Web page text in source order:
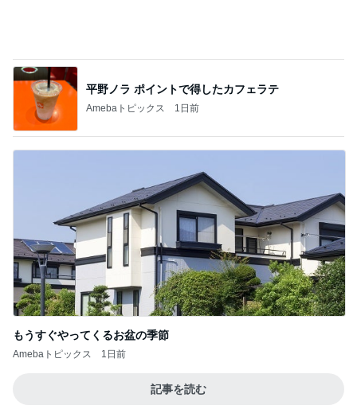
もうすぐやってくるお盆の季節
Amebaトピックス
山田 幻想的な竹林で不思議体験
Amebaトピックス 1日前
ジャンル人気記事ランキング
ネット・技術
2026/08/07(D) 18本